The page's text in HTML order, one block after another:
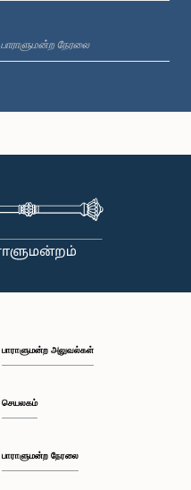
பாராளுமன்ற நேரலை
பாராளுமன்ற அலுவல்கள்
செயலகம்
பாராளுமன்ற நேரலை